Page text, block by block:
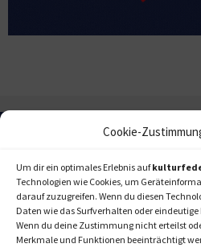
Cookie-
Um dir ein optimales Erlebnis auf
Technologien wie Cookies, um
darauf zuzugreifen. Wenn du diesen
Daten wie das Surfverhalten oder eindeutige
Wenn du deine Zustimmung nicht erteilst
Merkmale und Funktionen beeinträchtigt